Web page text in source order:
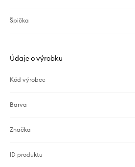
Špička
Údaje o výrobku
Kód výrobce
Barva
Značka
ID produktu